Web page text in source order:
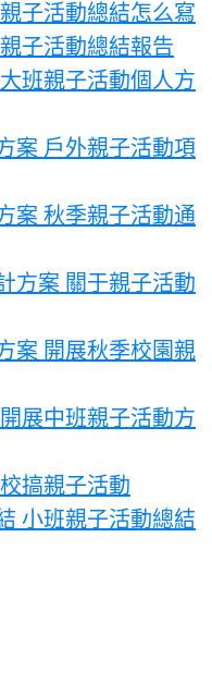
子活動總結怎么寫
子活動總結報告
班親子活動個人方
案 戶外親子活動項
案 秋季親子活動通
方案 關于親子活動
案 開展秋季校園親
展中班親子活動方
搞親子活動
小班親子活動總結